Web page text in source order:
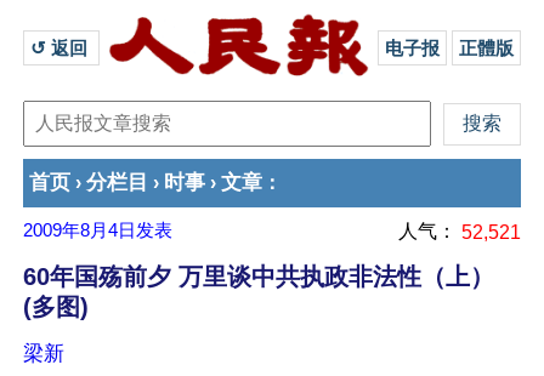
↺ 返回 电子报 正體版
首页 › 分栏目 › 时事 › 文章 ：
2009年8月4日 发表 人气： 52,521
60年国殇前夕 万里谈中共执政非法性（上）
(多图)
梁新